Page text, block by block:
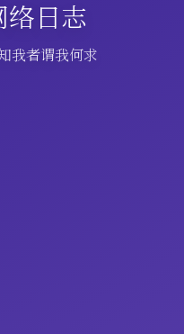
络日志
我者谓我何求